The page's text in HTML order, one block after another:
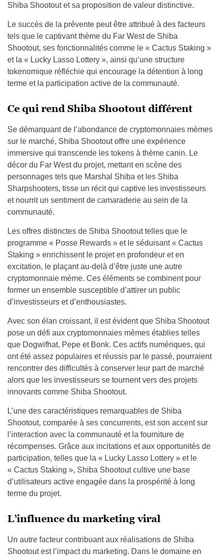
Shiba Shootout et sa proposition de valeur distinctive.
Le succès de la prévente peut être attribué à des facteurs
tels que le captivant thème du Far West de Shiba
Shootout, ses fonctionnalités comme le « Cactus Staking »
et la « Lucky Lasso Lottery », ainsi qu’une structure
tokenomique réfléchie qui encourage la détention à long
terme et la participation active de la communauté.
Ce qui rend Shiba Shootout différent
Se démarquant de l’abondance de cryptomonnaies mèmes
sur le marché, Shiba Shootout offre une expérience
immersive qui transcende les tokens à thème canin. Le
décor du Far West du projet, mettant en scène des
personnages tels que Marshal Shiba et les Shiba
Sharpshooters, tisse un récit qui captive les investisseurs
et nourrit un sentiment de camaraderie au sein de la
communauté.
Les offres distinctes de Shiba Shootout telles que le
programme « Posse Rewards » et le séduisant « Cactus
Staking » enrichissent le projet en profondeur et en
excitation, le plaçant au-delà d’être juste une autre
cryptomonnaie mème. Ces éléments se combinent pour
former un ensemble susceptible d’attirer un public
d’investisseurs et d’enthousiastes.
Avec son élan croissant, il est évident que Shiba Shootout
pose un défi aux cryptomonnaies mèmes établies telles
que Dogwifhat, Pepe et Bonk. Ces actifs numériques, qui
ont été assez populaires et réussis par le passé, pourraient
rencontrer des difficultés à conserver leur part de marché
alors que les investisseurs se tournent vers des projets
innovants comme Shiba Shootout.
L’une des caractéristiques remarquables de Shiba
Shootout, comparée à ses concurrents, est son accent sur
l’interaction avec la communauté et la fourniture de
récompenses. Grâce aux incitations et aux opportunités de
participation, telles que la « Lucky Lasso Lottery » et le
« Cactus Staking », Shiba Shootout cultive une base
d’utilisateurs active engagée dans la prospérité à long
terme du projet.
L’influence du marketing viral
Un autre facteur contribuant aux réalisations de Shiba
Shootout est l’impact du marketing. Dans le domaine en